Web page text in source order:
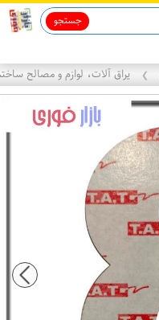
جستجو
❯ یراق آلات، لوازم و مصالح